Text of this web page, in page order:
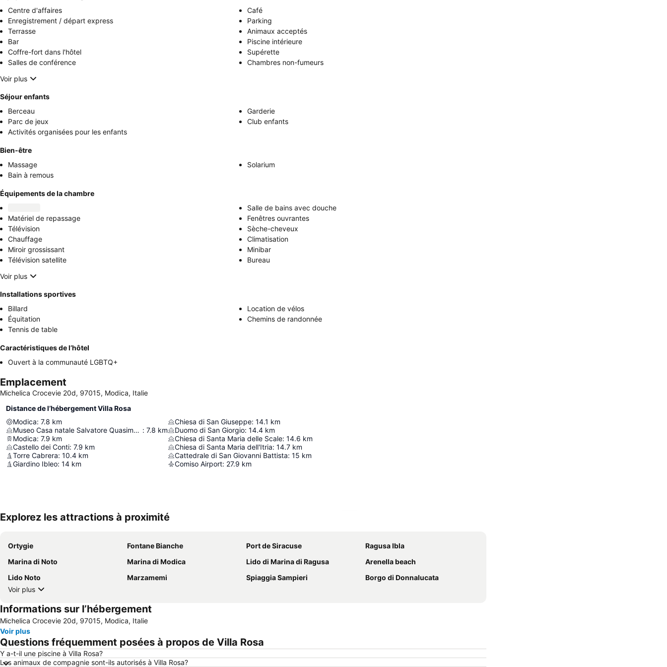
Centre d'affaires
Café
Enregistrement / départ express
Parking
Terrasse
Animaux acceptés
Bar
Piscine intérieure
Coffre-fort dans l'hôtel
Supérette
Salles de conférence
Chambres non-fumeurs
Voir plus
Séjour enfants
Berceau
Garderie
Parc de jeux
Club enfants
Activités organisées pour les enfants
Bien-être
Massage
Solarium
Bain à remous
Équipements de la chambre
Salle de bains avec douche
Matériel de repassage
Fenêtres ouvrantes
Télévision
Sèche-cheveux
Chauffage
Climatisation
Miroir grossissant
Minibar
Télévision satellite
Bureau
Voir plus
Installations sportives
Billard
Location de vélos
Équitation
Chemins de randonnée
Tennis de table
Caractéristiques de l’hôtel
Ouvert à la communauté LGBTQ+
Emplacement
Michelica Crocevie 20d, 97015, Modica, Italie
Distance de l’hébergement Villa Rosa
Modica: 7.8 km
Museo Casa natale Salvatore Quasimodo : 7.8 km
Modica: 7.9 km
Castello dei Conti: 7.9 km
Torre Cabrera: 10.4 km
Giardino Ibleo: 14 km
Chiesa di San Giuseppe: 14.1 km
Duomo di San Giorgio: 14.4 km
Chiesa di Santa Maria delle Scale: 14.6 km
Chiesa di Santa Maria dell'Itria: 14.7 km
Cattedrale di San Giovanni Battista: 15 km
Comiso Airport: 27.9 km
Explorez les attractions à proximité
Ortygie Fontane Bianche Port de Siracuse
Ragusa Ibla
Marina di Noto
Marina di Modica Lido di Marina di Ragusa
Arenella beach
Lido Noto
Marzamemi Spiaggia Sampieri
Borgo di Donnalucata
Voir plus
Informations sur l’hébergement
Michelica Crocevie 20d, 97015, Modica, Italie
Voir plus
Questions fréquemment posées à propos de Villa Rosa
Y a-t-il une piscine à Villa Rosa?
Les animaux de compagnie sont-ils autorisés à Villa Rosa?